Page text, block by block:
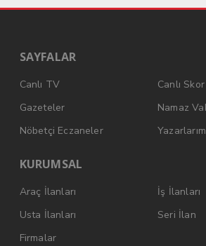
SAYFALAR
Canlı TV
Canlı Skor
Gazeteler
Namaz
Nöbetçi Eczaneler
KURUMSAL
Araç İlanları
İş İlanları
Usta İlanları
Seri İlan
Firmalar